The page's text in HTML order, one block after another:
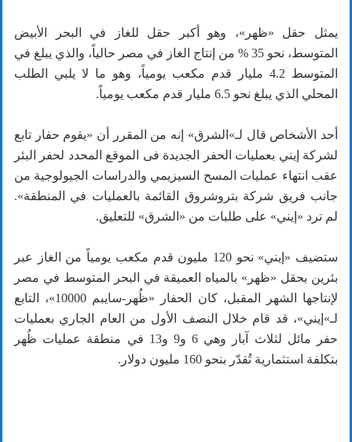
يمثل حقل «ظهر»، وهو أكبر حقل للغاز في البحر الأبيض
المتوسط، نحو 35 % من إنتاج الغاز في مصر حالياً، والذي يبلغ في
المتوسط 4.2 مليار قدم مكعب يومياً، وهو ما لا يلبي الطلب
المحلي الذي يبلغ نحو 6.5 مليار قدم مكعب يومياً.
أحد الأشخاص قال لـ»الشرق» إنه من المقرر أن «يقوم حفار تابع
لشركة إيني بعمليات الحفر الجديدة فى الموقع المحدد لحفر البئر
عقب انتهاء عمليات المسح السيزيمي والدراسات الجيولوجية من
جانب فريق شركة بتروشروق القائمة بالعمليات في المنطقة».
لم ترد «إيني» على طلبات من «الشرق» للتعليق.
ستضيف «إيني» نحو 120 مليون قدم مكعب يومياً من الغاز عبر
بئرين بحقل «ظهر» بالمياه العميقة في البحر المتوسط في مصر
لإنتاجها الشهر المقبل، كان الحفار «ظُهر-سايبم 10000»، التابع
لـ»إيني»، قد قام خلال النصف الأول من العام الجاري بعمليات
حفر مائل لثلاث آبار وهي 6 و9 و13 في منطقة عمليات ظُهر
بتكلفة استثمارية تُقدّر بنحو 160 مليون دولار.